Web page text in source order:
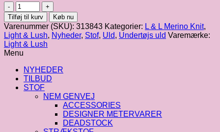
Light
&
Lush
|
Merinould
med
silke
i
råhvid
antal
Tilføj til kurv Køb nu
Varenummer (SKU): 313843 Kategorier: L & L Merino Knit,
Light & Lush, Nyheder, Stof, Uld, Undertøjs uld Varemærke:
Light & Lush
Menu
NYHEDER
TILBUD
STOF
NEM GENVEJ
ACCESSORIES
DESIGNER METERVARER
DEADSTOCK